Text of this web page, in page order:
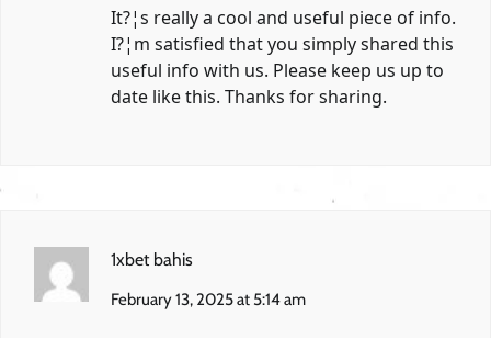
It?¦s really a cool and useful piece of info.
I?¦m satisfied that you simply shared this
useful info with us. Please keep us up to
date like this. Thanks for sharing.
1xbet bahis
February 13, 2025 at 5:14 am